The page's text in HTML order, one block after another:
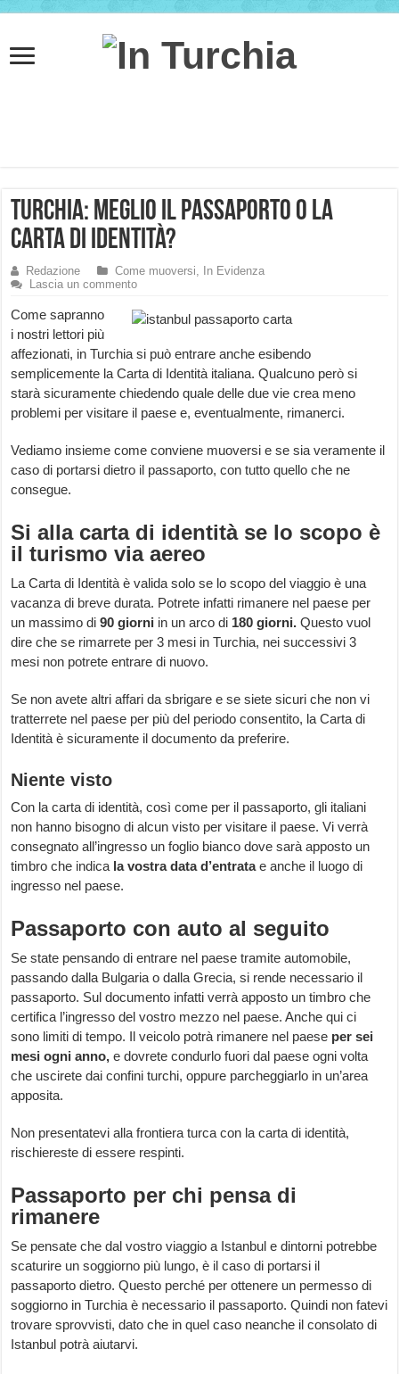
Turchia: meglio il passaporto o la
carta di identità?
Redazione Come muoversi,
In Evidenza
Lascia un commento
Come sapranno
i nostri lettori più
affezionati, in Turchia si può entrare anche esibendo
semplicemente la Carta di Identità italiana. Qualcuno però si
starà sicuramente chiedendo quale delle due vie crea meno
problemi per visitare il paese e, eventualmente, rimanerci.
Vediamo insieme come conviene muoversi e se sia veramente il
caso di portarsi dietro il passaporto, con tutto quello che ne
consegue.
Si alla carta di identità se lo scopo è
il turismo via aereo
La Carta di Identità è valida solo se lo scopo del viaggio è una
vacanza di breve durata. Potrete infatti rimanere nel paese per
un massimo di90 giorni in un arco di 180 giorni.Questo vuol
dire che se rimarrete per 3 mesi in Turchia, nei successivi 3
mesi non potrete entrare di nuovo.
Se non avete altri affari da sbrigare e se siete sicuri che non vi
tratterrete nel paese per più del periodo consentito, la Carta di
Identità è sicuramente il documento da preferire.
Niente visto
Con la carta di identità, così come per il passaporto, gli italiani
non hanno bisogno di alcun visto per visitare il paese. Vi verrà
consegnato all’ingresso un foglio bianco dove sarà apposto un
timbro che indica la vostra data d’entratae anche il luogo di
ingresso nel paese.
Passaporto con auto al seguito
Se state pensando di entrare nel paese tramite automobile,
passando dalla Bulgaria o dalla Grecia, si rende necessario il
passaporto. Sul documento infatti verrà apposto un timbro che
certifica l’ingresso del vostro mezzo nel paese. Anche qui ci
sono limiti di tempo. Il veicolo potrà rimanere nel paese per sei
mesi ogni anno,e dovrete condurlo fuori dal paese ogni volta
che uscirete dai confini turchi, oppure parcheggiarlo in un’area
apposita.
Non presentatevi alla frontiera turca con la carta di identità,
rischiereste di essere respinti.
Passaporto per chi pensa di
rimanere
Se pensate che dal vostro viaggio a Istanbul e dintorni potrebbe
scaturire un soggiorno più lungo, è il caso di portarsi il
passaporto dietro. Questo perché per ottenere un permesso di
soggiorno in Turchia è necessario il passaporto. Quindi non fatevi
trovare sprovvisti, dato che in quel caso neanche il consolato di
Istanbul potrà aiutarvi.